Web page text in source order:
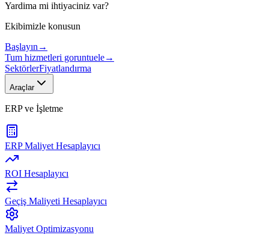
Yardima mi ihtiyaciniz var?
Ekibimizle konusun
Başlayın →
Tum hizmetleri goruntuele→
SektörlerFiyatlandırma
Araçlar
ERP ve İşletme
ERP Maliyet Hesaplayıcı
ROI Hesaplayıcı
Geçiş Maliyeti Hesaplayıcı
Maliyet Optimizasyonu